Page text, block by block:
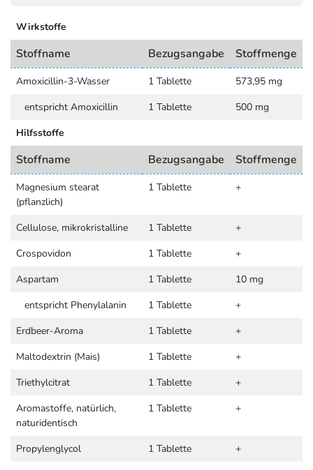
Wirkstoffe
Stoffname Bezugsangabe Stoffmenge
Amoxicillin-3-Wasser 1 Tablette
573,95 mg
entspricht Amoxicillin
1 Tablette
500 mg
Hilfsstoffe
Stoffname Bezugsangabe Stoffmenge
Magnesium stearat
(pflanzlich)
1 Tablette +
Cellulose, mikrokristalline 1 Tablette
+
Crospovidon
1 Tablette
+
Aspartam
1 Tablette
10 mg
entspricht Phenylalanin
1 Tablette
+
Erdbeer-Aroma
1 Tablette
+
Maltodextrin (Mais)
1 Tablette
+
Triethylcitrat
1 Tablette
+
Aromastoffe, natürlich,
naturidentisch
1 Tablette +
Propylenglycol 1 Tablette
+